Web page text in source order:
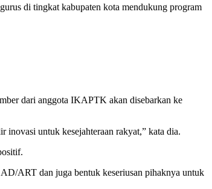
di tingkat kabupaten kota mendukung program
dari anggota IKAPTK akan disebarkan ke
inovasi untuk kesejahteraan rakyat,” kata dia.
ART dan juga bentuk keseriusan pihaknya untuk